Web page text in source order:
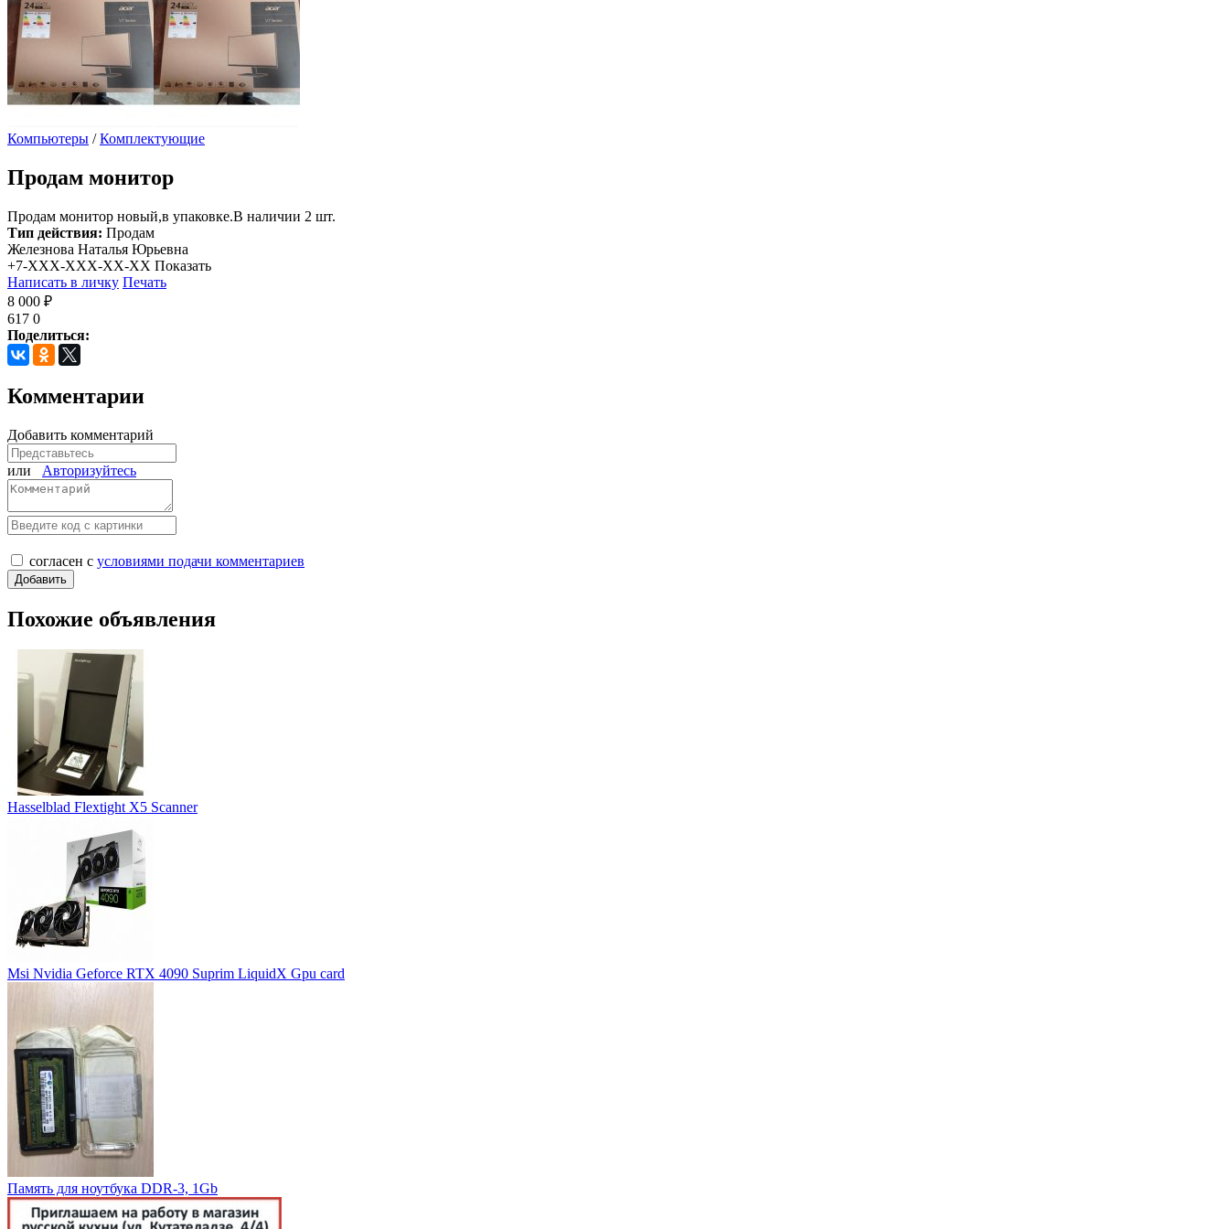
Компьютеры /Комплектующие
Продам монитор
Продам монитор новый,в упаковке.В наличии 2 шт.
Тип действия: Продам
Железнова Наталья Юрьевна
+7-XXX-XXX-XX-XX Показать
Написать в личку Печать
8 000 ₽
617 0
Поделиться:
Комментарии
Добавить комментарий
или Авторизуйтесь
согласен с условиями подачи комментариев
Похожие объявления
Hasselblad Flextight X5 Scanner
Msi Nvidia Geforce RTX 4090 Suprim LiquidX Gpu card
Память для ноутбука DDR-3, 1Gb